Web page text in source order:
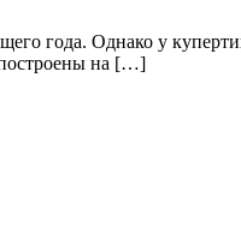
года. Однако у
построены на […]